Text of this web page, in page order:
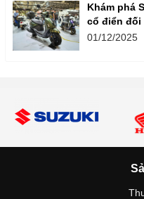
Khám phá
cổ điển đối
01/12/2025